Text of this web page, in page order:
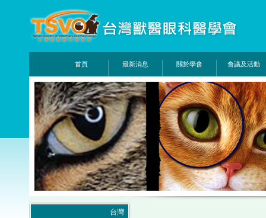
首頁 最新消息 關於學會 會議及活動
台灣